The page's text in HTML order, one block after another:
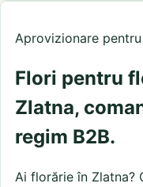
Aprovizionare
Flori pentru
Zlatna,
regim B2B.
Ai florărie în Zlatna?